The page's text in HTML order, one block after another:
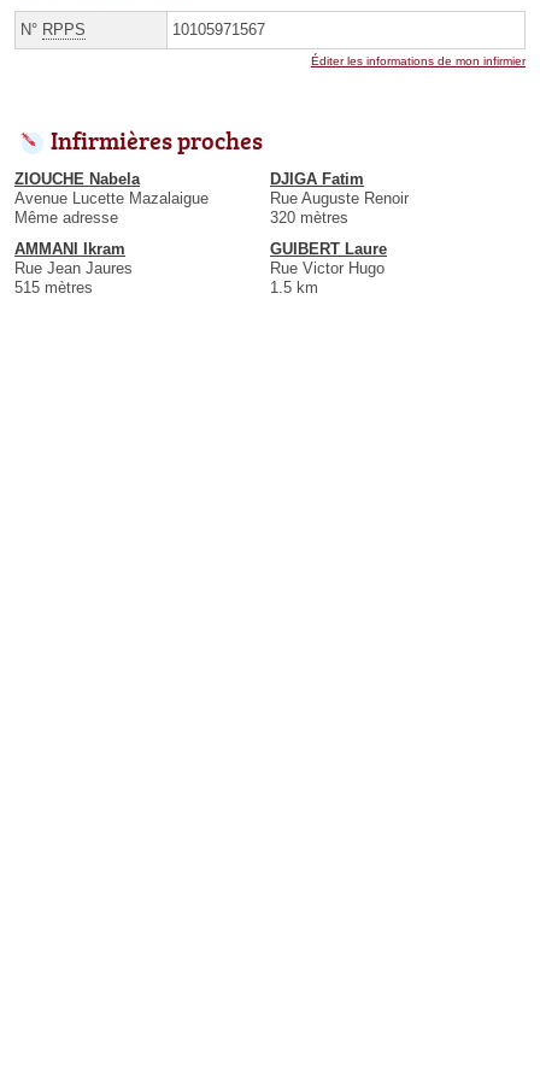
N° RPPS 10105971567
Éditer les informations de mon infirmier
Infirmières proches
ZIOUCHE Nabela
Avenue Lucette Mazalaigue
Même adresse
DJIGA Fatim
Rue Auguste Renoir
320 mètres
AMMANI Ikram
Rue Jean Jaures
515 mètres
GUIBERT Laure
Rue Victor Hugo
1.5 km